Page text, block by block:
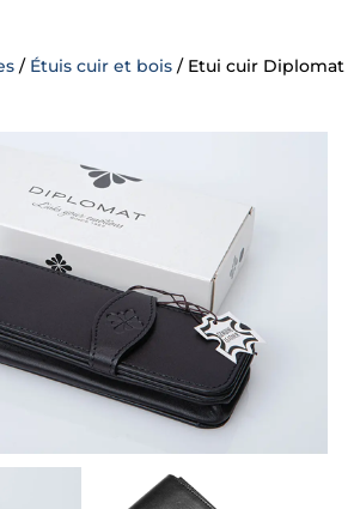
/ Étuis cuir et bois / Etui cuir Diplomat